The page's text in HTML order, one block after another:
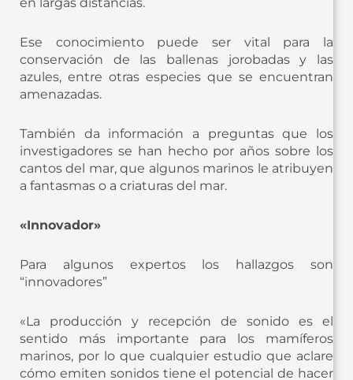
Ese conocimiento puede ser vital para la
conservación de las ballenas jorobadas y las
azules, entre otras especies que se encuentran
amenazadas.
También da información a preguntas que los
investigadores se han hecho por años sobre los
cantos del mar, que algunos marinos le atribuyen
a fantasmas o a criaturas del mar.
«Innovador»
Para algunos expertos los hallazgos son
“innovadores”
«La producción y recepción de sonido es el
sentido más importante para los mamíferos
marinos, por lo que cualquier estudio que aclare
cómo emiten sonidos tiene el potencial de hacer